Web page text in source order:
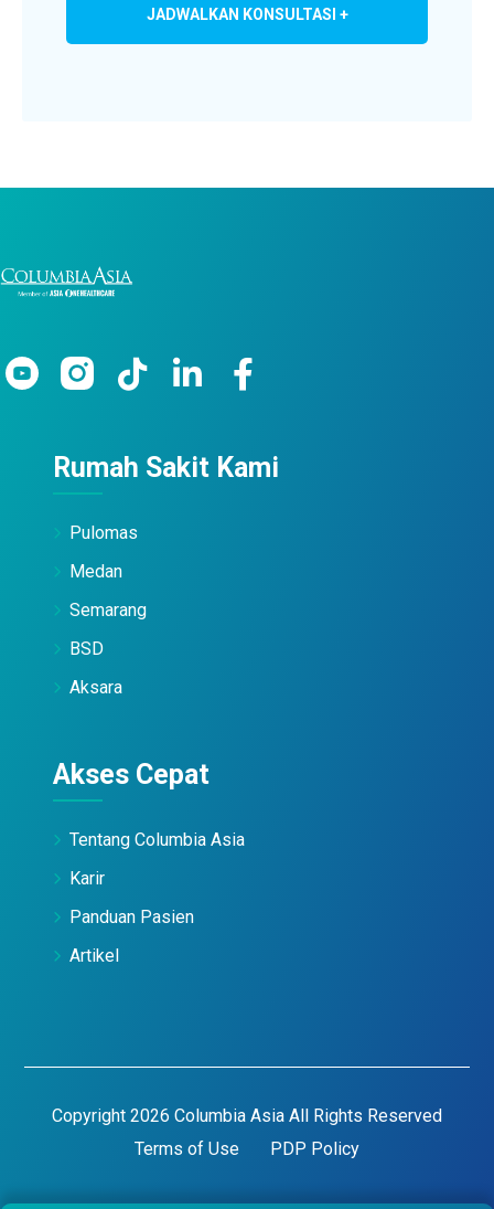
JADWALKAN KONSULTASI +
Rumah Sakit Kami
Pulomas
Medan
Semarang
BSD
Aksara
Akses Cepat
Tentang Columbia Asia
Karir
Panduan Pasien
Artikel
Copyright 2026 Columbia Asia All Rights Reserved
Terms of Use
PDP Policy